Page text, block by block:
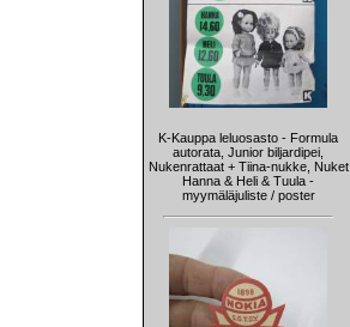
K-Kauppa leluosasto - Formula
autorata, Junior biljardipei,
Nukenrattaat + Tiina-nukke, Nuket
Hanna & Heli & Tuula -
myymäläjuliste / poster